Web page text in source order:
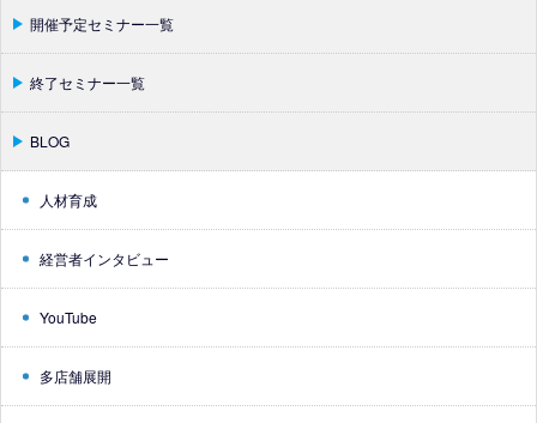
開催予定セミナー一覧
終了セミナー一覧
BLOG
人材育成
経営者インタビュー
YouTube
多店舗展開